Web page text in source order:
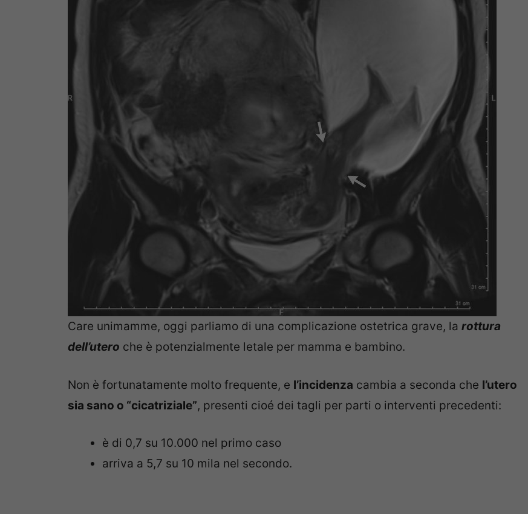
Care unimamme, oggi parliamo di una complicazione ostetrica grave, la rottura
dell’utero che è potenzialmente letale per mamma e bambino.
Non è fortunatamente molto frequente, e l’incidenza cambia a seconda che l’utero
sia sano o “cicatriziale”, presenti cioé dei tagli per parti o interventi precedenti:
è di 0,7 su 10.000 nel primo caso
arriva a 5,7 su 10 mila nel secondo.